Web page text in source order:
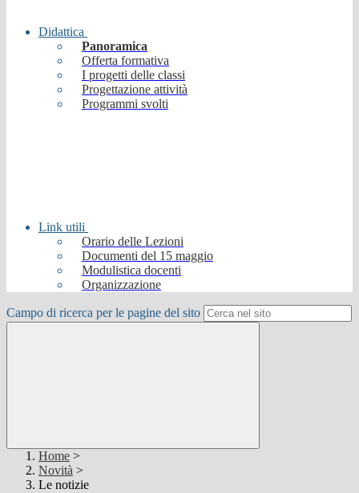
Didattica
Panoramica
Offerta formativa
I progetti delle classi
Progettazione attività
Programmi svolti
Link utili
Orario delle Lezioni
Documenti del 15 maggio
Modulistica docenti
Organizzazione
Campo di ricerca per le pagine del sito
Home >
Novità >
Le notizie